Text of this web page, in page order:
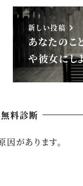
新しい投稿
あなたのこ
や彼女にし
無料診断
因があります。